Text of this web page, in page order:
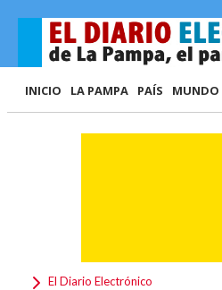
INICIO LA PAMPA PAÍS MUNDO
El Diario Electrónico